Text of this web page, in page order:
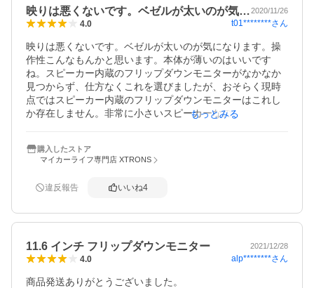
め手で、この値段なら十分のスペックです。
新設など各追加配線、加工などはどれも必要です。
ですね。
映りは悪くないです。ベゼルが太いのが気…2020/11/26
4.0 t01********さん
映りは悪くないです。ベゼルが太いのが気になります。操
作性こんなもんかと思います。本体が薄いのはいいです
ね。スピーカー内蔵のフリップダウンモニターがなかなか
見つからず、仕方なくこれを選びましたが、おそらく現時
点ではスピーカー内蔵のフリップダウンモニターはこれし
か存在しません。非常に小さいスピーカーなので、音質は
り、壊れたらまた買って付け替えるくらいの感じで良いと
思います。
もっとみる
購入したストア
マイカーライフ専門店 XTRONS
違反報告 いいね4
11.6 インチ フリップダウンモニター 2021/12/28
4.0 alp********さん
商品発送ありがとうございました。